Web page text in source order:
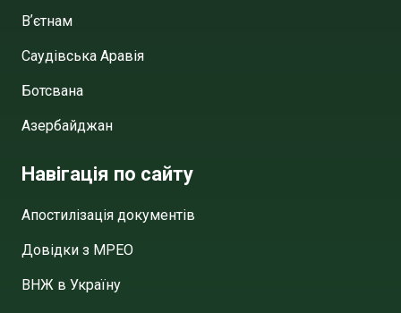
Вʼєтнам
Саудівська Аравія
Ботсвана
Азербайджан
Навігація по сайту
Апостилізація документів
Довідки з МРЕО
ВНЖ в Україну